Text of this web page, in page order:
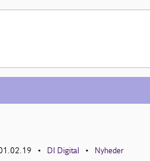
• DI Digital • Nyheder